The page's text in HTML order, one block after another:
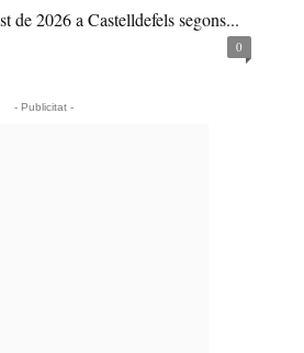
de 2026 a Castelldefels segons...
0
- Publicitat -